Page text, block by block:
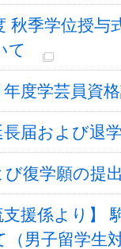
秋季学位授
て
年度学芸員資
長届および退
び復学願の提
支援係より】
（男子留学生